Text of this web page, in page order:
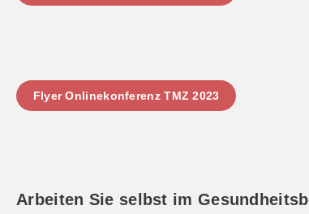
Flyer Onlinekonferenz TMZ 2023
Arbeiten Sie selbst im